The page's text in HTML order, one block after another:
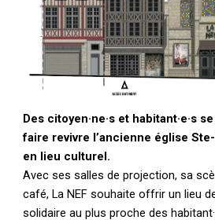
Des citoyen·ne·s et habitant·e·s
faire revivre l’ancienne église
en lieu culturel.
Avec ses salles de projection, sa
café, La NEF souhaite offrir un lieu
solidaire au plus proche des